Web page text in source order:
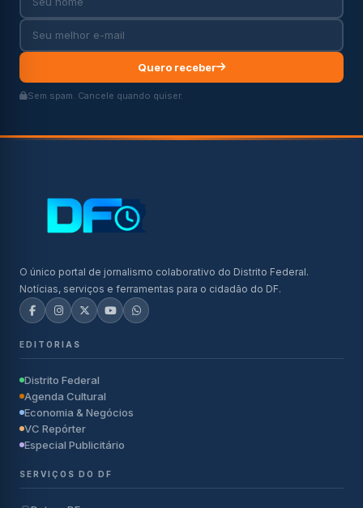
Quero receber
Sem spam. Cancele quando quiser.
O único portal de jornalismo colaborativo do Distrito Federal.
Notícias, serviços e ferramentas para o cidadão do DF.
EDITORIAS
Distrito Federal
Agenda Cultural
Economia & Negócios
VC Repórter
Especial Publicitário
SERVIÇOS DO DF